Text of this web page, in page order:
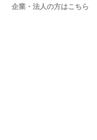
企業・法人の方はこちら